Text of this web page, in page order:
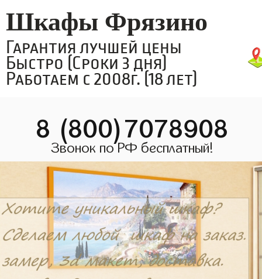
Шкафы Фрязино
Гарантия лучшей цены
Быстро (Сроки 3 дня)
Работаем с 2008г. (18 лет)
8 (800)7078908
Звонок по РФ бесплатный!